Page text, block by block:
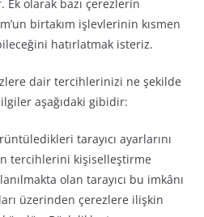
Ek olarak bazı çerezlerin
birtakım işlevlerinin kısmen
hatırlatmak isteriz.
dair tercihlerinizi ne şekilde
aşağıdaki gibidir:
tarayıcı ayarlarını
tercihlerini kişiselleştirme
olan tarayıcı bu imkânı
üzerinden çerezlere ilişkin